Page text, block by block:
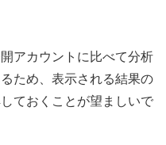
アカウントに比べて分析
ため、表示される結果の
ておくことが望ましいで